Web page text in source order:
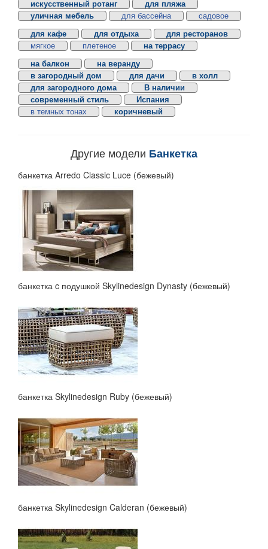
искусственный ротанг
для пляжа
уличная мебель
для бассейна
садовое
для кафе
для отдыха
для ресторанов
мягкое
плетеное
на террасу
на балкон
на веранду
в загородный дом
для дачи
в холл
для загородного дома
В наличии
современный стиль
Испания
в темных тонах
коричневый
Другие модели Банкетка
банкетка Arredo Classic Luce (бежевый)
банкетка c подушкой Skylinedesign Dynasty (бежевый)
банкетка Skylinedesign Ruby (бежевый)
банкетка Skylinedesign Calderan (бежевый)